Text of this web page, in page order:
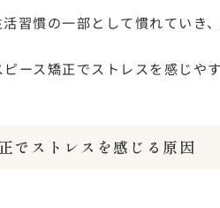
習慣の一部として慣れていき
ース矯正でストレスを感じや
でストレスを感じる原因